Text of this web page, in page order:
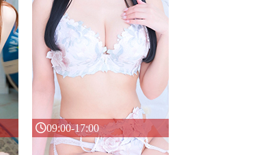
09:00-17:00